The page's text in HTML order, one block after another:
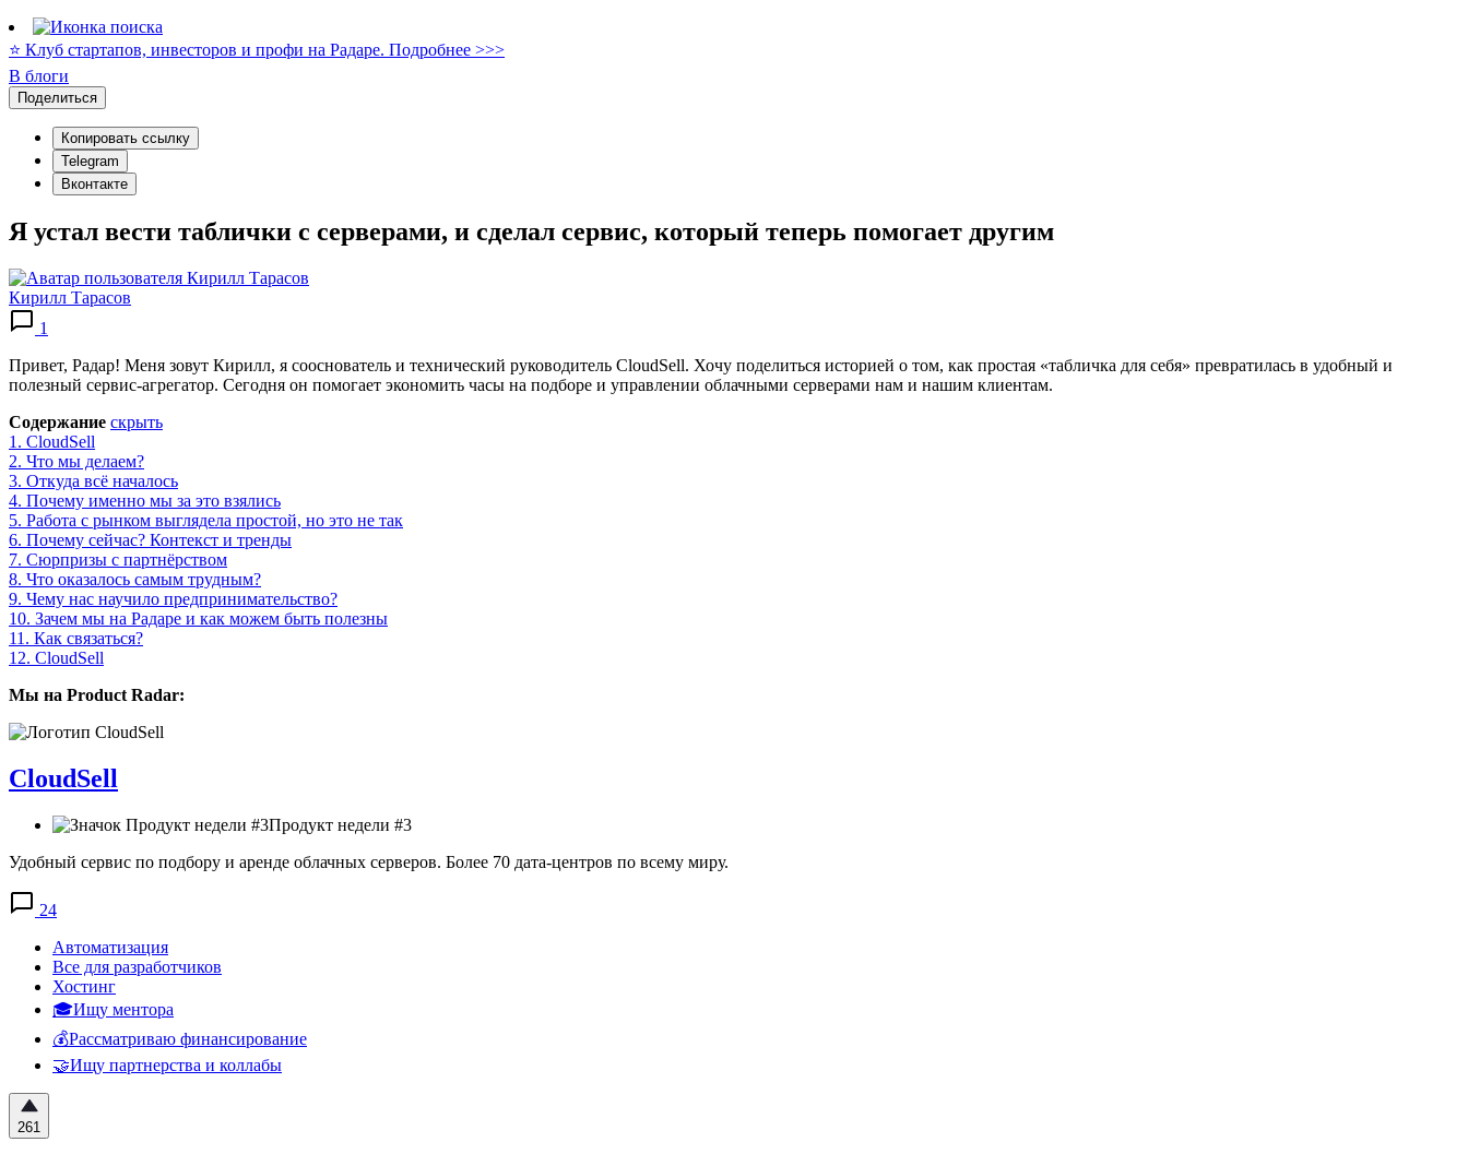
⭐️ Клуб стартапов, инвесторов и профи на Радаре. Подробнее >>>
В блоги
Поделиться
Копировать ссылку
Telegram
Вконтакте
Я устал вести таблички с серверами, и сделал сервис, который теперь помогает другим
Кирилл Тарасов
1
Привет, Радар! Меня зовут Кирилл, я сооснователь и технический руководитель CloudSell. Хочу поделиться историей о том, как простая «табличка для себя» превратилась в удобный и
полезный сервис-агрегатор. Сегодня он помогает экономить часы на подборе и управлении облачными серверами нам и нашим клиентам.
Содержание скрыть
1. CloudSell
2. Что мы делаем?
3. Откуда всё началось
4. Почему именно мы за это взялись
5. Работа с рынком выглядела простой, но это не так
6. Почему сейчас? Контекст и тренды
7. Сюрпризы с партнёрством
8. Что оказалось самым трудным?
9. Чему нас научило предпринимательство?
10. Зачем мы на Радаре и как можем быть полезны
11. Как связаться?
12. CloudSell
Мы на Product Radar:
CloudSell
Продукт недели #3
Удобный сервис по подбору и аренде облачных серверов. Более 70 дата-центров по всему миру.
24
Автоматизация
Все для разработчиков
Хостинг
🎓Ищу ментора
💰Рассматриваю финансирование
🤝Ищу партнерства и коллабы
261